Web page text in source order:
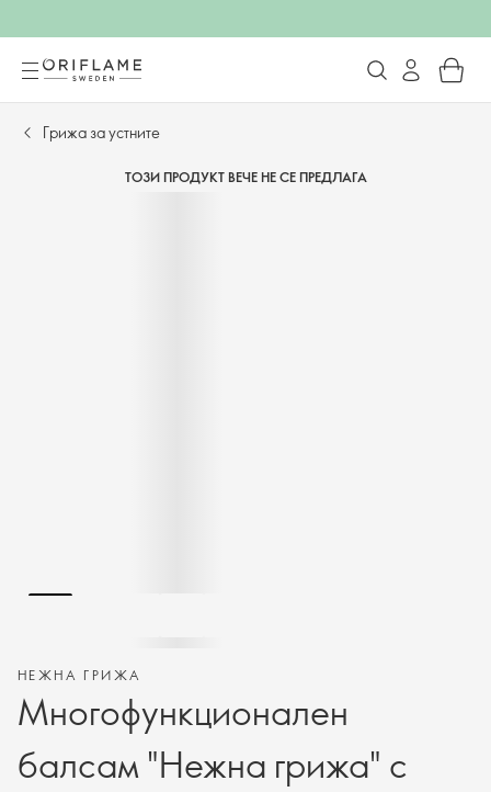
Грижа за устните
ТОЗИ ПРОДУКТ ВЕЧЕ НЕ СЕ ПРЕДЛАГА
НЕЖНА ГРИЖА
Многофункционален
балсам "Нежна грижа" с